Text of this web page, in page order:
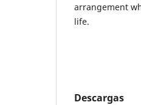
arrangement
life.
Descargas